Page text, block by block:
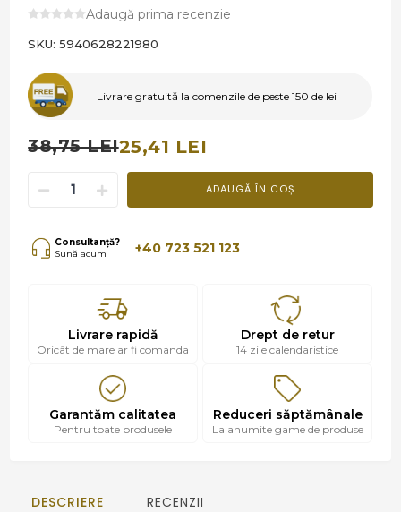
Adaugă prima recenzie
SKU: 5940628221980
Livrare gratuită la comenzile de peste 150 de lei
38,75 LEI25,41 LEI
ADAUGĂ ÎN COȘ
Consultanță?
Sună acum
+40 723 521 123
Livrare rapidă
Oricât de mare ar fi comanda
Drept de retur
14 zile calendaristice
Garantăm calitatea
Pentru toate produsele
Reduceri săptămânale
La anumite game de produse
DESCRIERE RECENZII